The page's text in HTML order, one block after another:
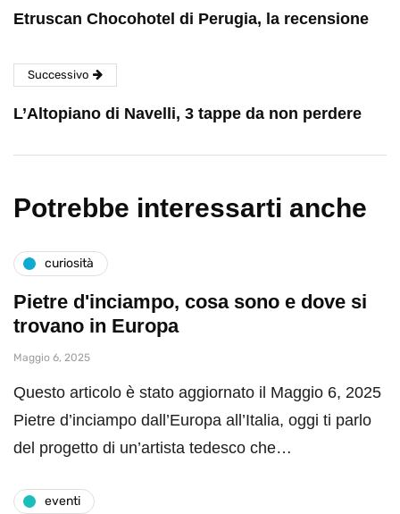
Etruscan Chocohotel di Perugia, la recensione
Successivo
L’Altopiano di Navelli, 3 tappe da non perdere
Potrebbe interessarti anche
curiosità
Pietre d'inciampo, cosa sono e dove si
trovano in Europa
Maggio 6, 2025
Questo articolo è stato aggiornato il Maggio 6, 2025
Pietre d’inciampo dall’Europa all’Italia, oggi ti parlo
del progetto di un’artista tedesco che…
eventi